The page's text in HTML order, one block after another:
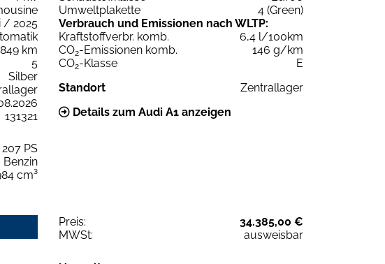
/ 2025
km
5
Silber
131321
PS
Benzin
cm³
Umweltplakette
4 (Green)
Verbrauch und Emissionen nach WLTP:
Kraftstoffverbr. komb.
6,4 l/100km
CO2-Emissionen komb.
146 g/km
CO2-Klasse
E
Standort
Zentrallager
Details zum Audi A1 anzeigen
Preis:
34.385,00 €
MWSt:
ausweisbar